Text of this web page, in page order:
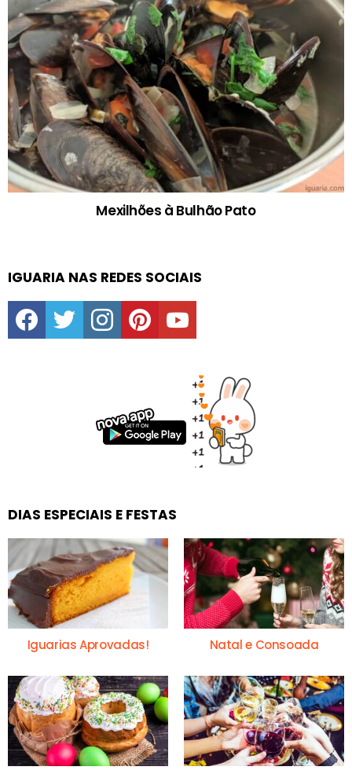
Mexilhões à Bulhão Pato
IGUARIA NAS REDES SOCIAIS
facebooktwitter instagrampinterestyoutube
DIAS ESPECIAIS E FESTAS
Iguarias Aprovadas! Natal e Consoada